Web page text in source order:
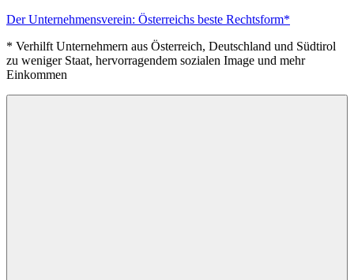
Zum
springen
Der Unternehmensverein: Österreichs beste Rechtsform*
* Verhilft Unternehmern aus Österreich, Deutschland und Südtirol
zu weniger Staat, hervorragendem sozialen Image und mehr
Einkommen